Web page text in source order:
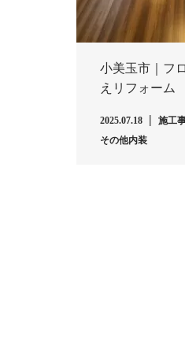
小美玉市｜フ
えリフォーム
2025.07.18 施工
その他内装